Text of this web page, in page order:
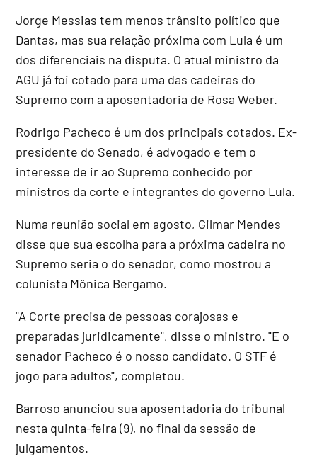
Jorge Messias tem menos trânsito político que
Dantas, mas sua relação próxima com Lula é um
dos diferenciais na disputa. O atual ministro da
AGU já foi cotado para uma das cadeiras do
Supremo com a aposentadoria de Rosa Weber.
Rodrigo Pacheco é um dos principais cotados. Ex-
presidente do Senado, é advogado e tem o
interesse de ir ao Supremo conhecido por
ministros da corte e integrantes do governo Lula.
Numa reunião social em agosto, Gilmar Mendes
disse que sua escolha para a próxima cadeira no
Supremo seria o do senador, como mostrou a
colunista Mônica Bergamo.
"A Corte precisa de pessoas corajosas e
preparadas juridicamente", disse o ministro. "E o
senador Pacheco é o nosso candidato. O STF é
jogo para adultos", completou.
Barroso anunciou sua aposentadoria do tribunal
nesta quinta-feira (9), no final da sessão de
julgamentos.